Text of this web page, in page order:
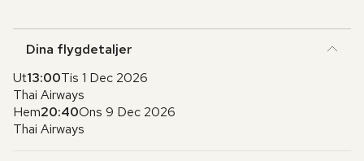
Dina flygdetaljer
Ut13:00Tis 1 Dec 2026
Thai Airways
Hem20:40Ons 9 Dec 2026
Thai Airways